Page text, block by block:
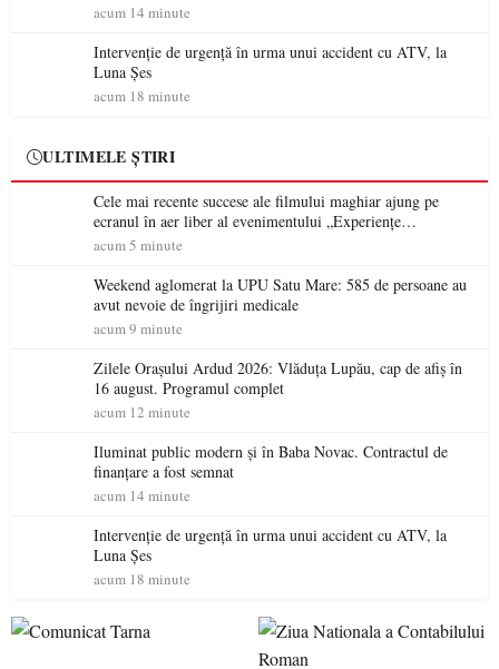
acum 14 minute
Intervenție de urgență în urma unui accident cu ATV, la
Luna Șes
acum 18 minute
ULTIMELE ȘTIRI
Cele mai recente succese ale filmului maghiar ajung pe
ecranul în aer liber al evenimentului „Experiențe
cinematografice Partium”
acum 5 minute
Weekend aglomerat la UPU Satu Mare: 585 de persoane au
avut nevoie de îngrijiri medicale
acum 9 minute
Zilele Orașului Ardud 2026: Vlăduța Lupău, cap de afiș în
16 august. Programul complet
acum 12 minute
Iluminat public modern și în Baba Novac. Contractul de
finanțare a fost semnat
acum 14 minute
Intervenție de urgență în urma unui accident cu ATV, la
Luna Șes
acum 18 minute